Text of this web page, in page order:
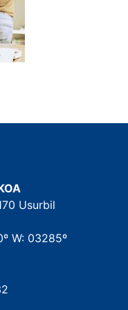
imagen a tamaño
Usurbil
W: 03285º